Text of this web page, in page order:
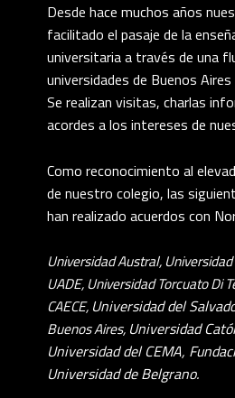
Desde hace muchos años
facilitado el pasaje de la
universitaria a través de una
universidades de Buenos
Se realizan visitas, charlas
acordes a los intereses de
Como reconocimiento al
de nuestro colegio, las
han realizado acuerdos con
Universidad Austral,
UADE, Universidad Torcuato Di
CAECE, Universidad del
Buenos Aires, Universidad
Universidad del CEMA,
Universidad de Belgrano.